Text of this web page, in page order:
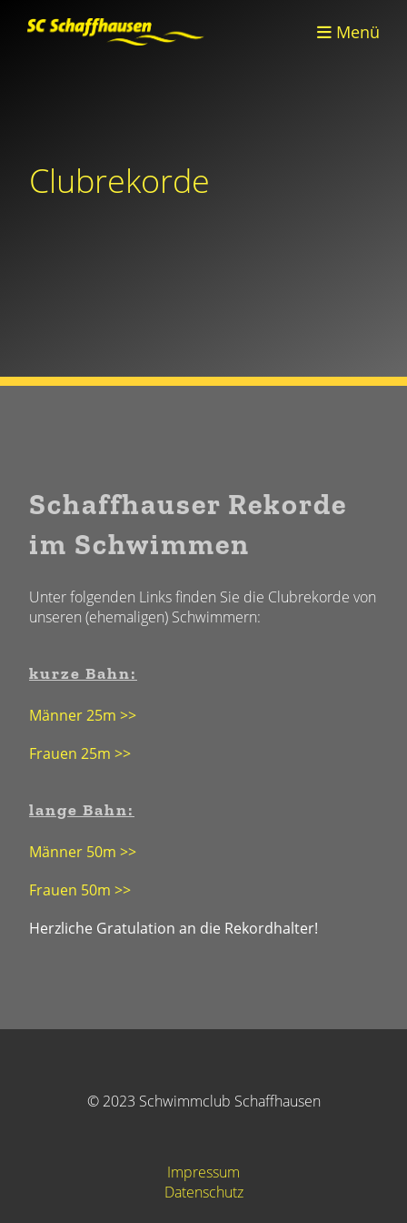
Menü
Clubrekorde
Schaffhauser Rekorde
im Schwimmen
Unter folgenden Links finden Sie die Clubrekorde von
unseren (ehemaligen) Schwimmern:
kurze Bahn:
Männer 25m >>
Frauen 25m >>
lange Bahn:
Männer 50m >>
Frauen 50m >>
Herzliche Gratulation an die Rekordhalter!
© 2023 Schwimmclub Schaffhausen
Impressum
Datenschutz